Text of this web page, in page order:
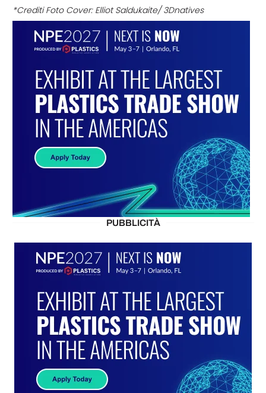
*Crediti Foto Cover: Elliot Saldukaite/ 3Dnatives
PUBBLICITÀ